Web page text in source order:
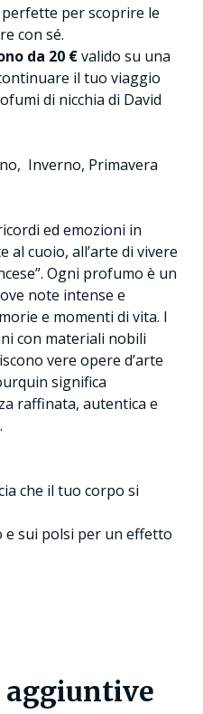
per scoprire le
con sé.
da 20 €valido su una
il tuo viaggio
di nicchia di David
Inverno, Primavera
ed emozioni in
cuoio, all’arte di vivere
Ogni profumo è un
note intense e
e momenti di vita. I
con materiali nobili
vere opere d’arte
significa
raffinata, autentica e
che il tuo corpo si
e sui polsi per un effetto